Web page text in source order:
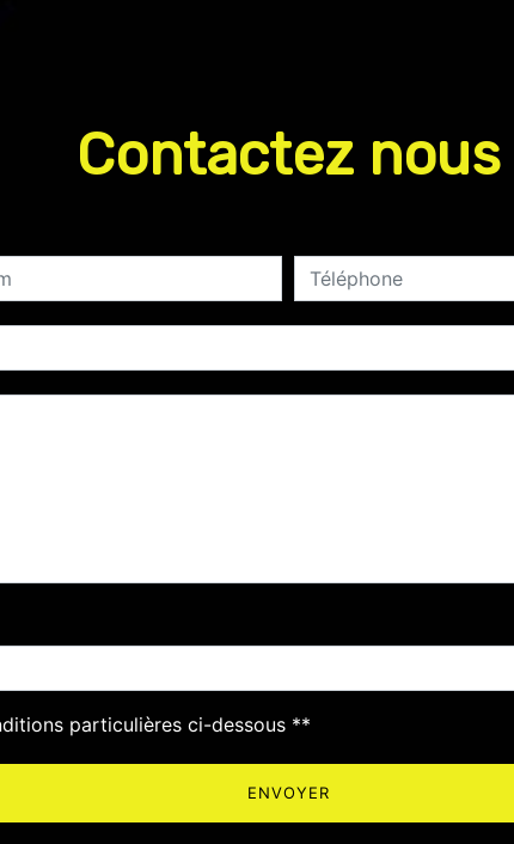
Contactez nous
particulières ci-dessous **
ENVOYER